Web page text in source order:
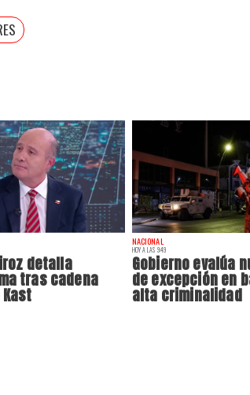
detalla
tras cadena
NACIONAL
HOY A LAS 9:49
Gobierno evalúa
de excepción en
alta criminalidad